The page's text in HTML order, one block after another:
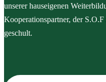
unserer hauseigenen
Kooperationspartner, der
geschult.